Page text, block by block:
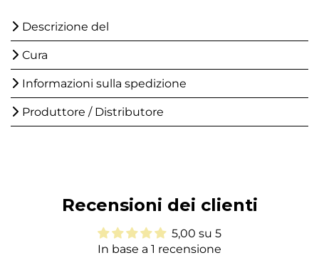
Descrizione del
Cura
Informazioni sulla spedizione
Produttore / Distributore
Recensioni dei clienti
5,00 su 5
In base a 1 recensione